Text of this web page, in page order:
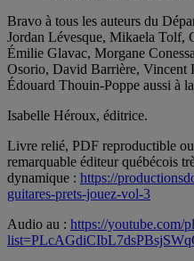
Bravo à tous les auteurs du
Jordan Lévesque, Mikaela Tolf,
Émilie Glavac, Morgane
Osorio, David Barrière, Vincent
Édouard Thouin-Poppe aussi à
Isabelle Héroux, éditrice.
Livre relié, PDF reproductible
remarquable éditeur québécois
dynamique : https://
guitares-prets-jouez-vol-3
Audio au : https://youtube.com/